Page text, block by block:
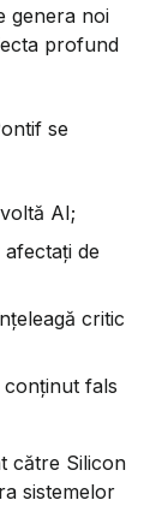
genera noi
profund
se
AI;
de
critic
fals
către Silicon
sistemelor